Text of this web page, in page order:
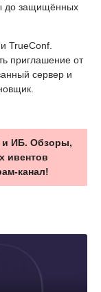
до защищённых
TrueConf.
приглашение от
сервер и
и ИБ. Обзоры,
ивентов
канал!